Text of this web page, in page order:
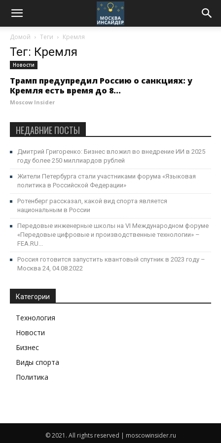
Домой Теги Кремля
Тег: Кремля
Новости
Трамп предупредил Россию о санкциях: у
Кремля есть время до 8...
Moscow Insider
НЕДАВНИЕ ПОСТЫ
Дмитрий Григоренко: Бизнес вложил во внедрение ИИ в 2025
году более 250 миллиардов рублей
Жители Петербурга стали участниками форума «Языковая
политика в Российской Федерации»
Ротенберг рассказал, какой вид спорта является
национальным в России
Передовые инженерные школы на VI Международном форуме
«Передовые цифровые и производственные технологии» –
FEA.RU...
Россия готовится запустить квантовый спутник в 2023 году –
Москва 24, 04.08.2022
Категории
Технология
Новости
Бизнес
Виды спорта
Политика
© 2021. All rights reserved | moscowinsider.ru